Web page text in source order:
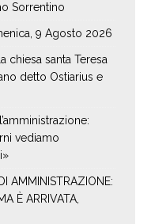
Sorrentino
9 Agosto 2026
chiesa santa Teresa
detto Ostiarius e
vediamo
AMMINISTRAZIONE:
È ARRIVATA,